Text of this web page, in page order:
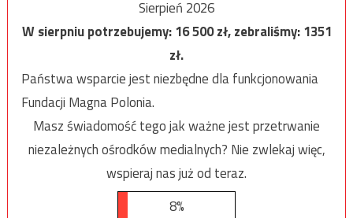
Sierpień 2026
W sierpniu potrzebujemy:16 500zł, zebraliśmy:1351
zł.
Państwa wsparcie jest niezbędne dla funkcjonowania
Fundacji Magna Polonia.
Masz świadomość tego jak ważne jest przetrwanie
niezależnych ośrodków medialnych? Nie zwlekaj więc,
wspieraj nas już od teraz.
8%